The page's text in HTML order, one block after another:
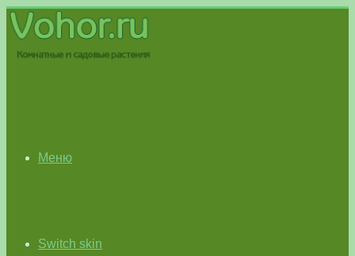
Меню
Switch skin